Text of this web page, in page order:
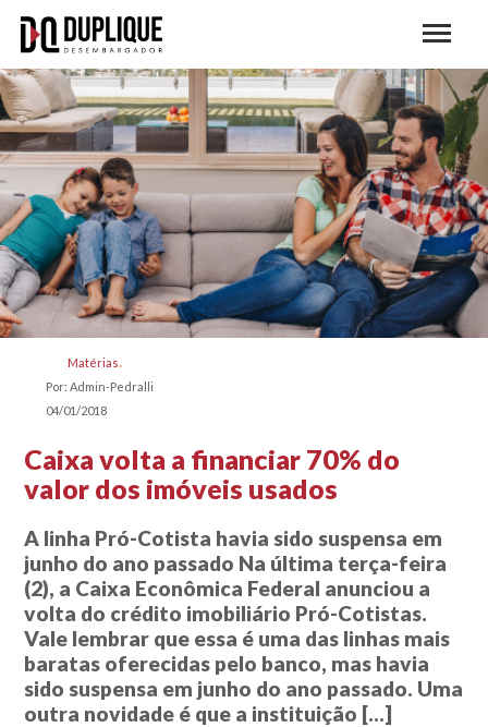
Matérias
Por: Admin-Pedralli
04/01/2018
Caixa volta a financiar 70% do
valor dos imóveis usados
A linha Pró-Cotista havia sido suspensa em
junho do ano passado Na última terça-feira
(2), a Caixa Econômica Federal anunciou a
volta do crédito imobiliário Pró-Cotistas.
Vale lembrar que essa é uma das linhas mais
baratas oferecidas pelo banco, mas havia
sido suspensa em junho do ano passado. Uma
outra novidade é que a instituição […]